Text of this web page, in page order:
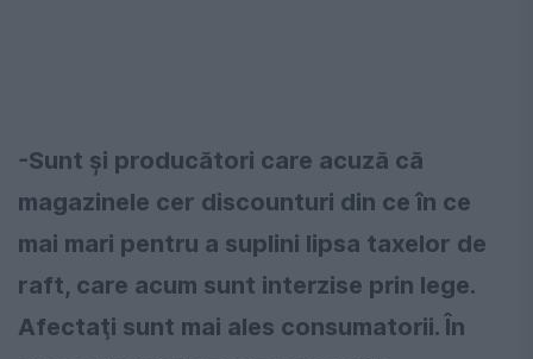
-Sunt și producători care acuză că
magazinele cer discounturi din ce în ce
mai mari pentru a suplini lipsa taxelor de
raft, care acum sunt interzise prin lege.
Afectaţi sunt mai ales consumatorii. În